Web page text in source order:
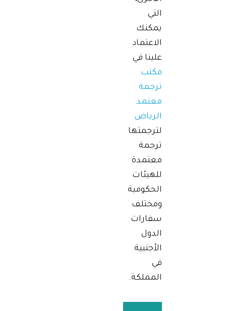
التي
يمكنك
الاعتماد
علينا في
مكتب
ترجمة
معتمد
الرياض
لترجمتها
ترجمة
معتمدة
للهيئات
الحكومية
ومختلف
سفارات
الدول
الأجنبية
في
المملكة.